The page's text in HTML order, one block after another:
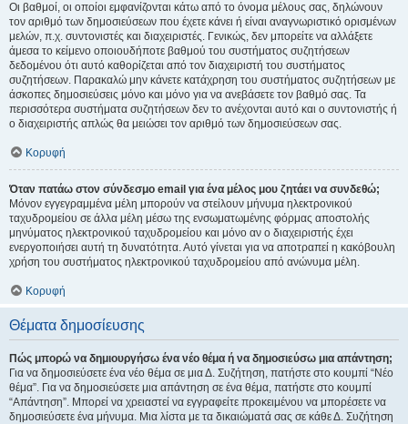
Οι βαθμοί, οι οποίοι εμφανίζονται κάτω από το όνομα μέλους σας, δηλώνουν
τον αριθμό των δημοσιεύσεων που έχετε κάνει ή είναι αναγνωριστικό ορισμένων
μελών, π.χ. συντονιστές και διαχειριστές. Γενικώς, δεν μπορείτε να αλλάξετε
άμεσα το κείμενο οποιουδήποτε βαθμού του συστήματος συζητήσεων
δεδομένου ότι αυτό καθορίζεται από τον διαχειριστή του συστήματος
συζητήσεων. Παρακαλώ μην κάνετε κατάχρηση του συστήματος συζητήσεων με
άσκοπες δημοσιεύσεις μόνο και μόνο για να ανεβάσετε τον βαθμό σας. Τα
περισσότερα συστήματα συζητήσεων δεν το ανέχονται αυτό και ο συντονιστής ή
ο διαχειριστής απλώς θα μειώσει τον αριθμό των δημοσιεύσεων σας.
Κορυφή
Όταν πατάω στον σύνδεσμο email για ένα μέλος μου ζητάει να συνδεθώ;
Μόνον εγγεγραμμένα μέλη μπορούν να στείλουν μήνυμα ηλεκτρονικού
ταχυδρομείου σε άλλα μέλη μέσω της ενσωματωμένης φόρμας αποστολής
μηνύματος ηλεκτρονικού ταχυδρομείου και μόνο αν ο διαχειριστής έχει
ενεργοποιήσει αυτή τη δυνατότητα. Αυτό γίνεται για να αποτραπεί η κακόβουλη
χρήση του συστήματος ηλεκτρονικού ταχυδρομείου από ανώνυμα μέλη.
Κορυφή
Θέματα δημοσίευσης
Πώς μπορώ να δημιουργήσω ένα νέο θέμα ή να δημοσιεύσω μια απάντηση;
Για να δημοσιεύσετε ένα νέο θέμα σε μια Δ. Συζήτηση, πατήστε στο κουμπί “Νέο
θέμα”. Για να δημοσιεύσετε μια απάντηση σε ένα θέμα, πατήστε στο κουμπί
“Απάντηση”. Μπορεί να χρειαστεί να εγγραφείτε προκειμένου να μπορέσετε να
δημοσιεύσετε ένα μήνυμα. Μια λίστα με τα δικαιώματά σας σε κάθε Δ. Συζήτηση